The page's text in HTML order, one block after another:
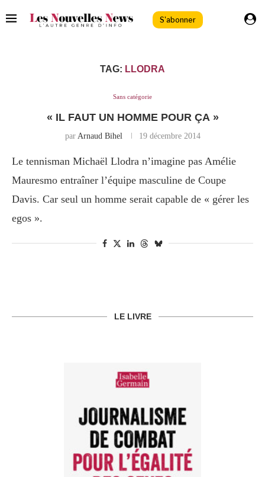
S'abonner
TAG: LLODRA
Sans catégorie
« IL FAUT UN HOMME POUR ÇA »
par Arnaud Bihel 19 décembre 2014
Le tennisman Michaël Llodra n’imagine pas Amélie
Mauresmo entraîner l’équipe masculine de Coupe
Davis. Car seul un homme serait capable de « gérer les
egos ».
LE LIVRE